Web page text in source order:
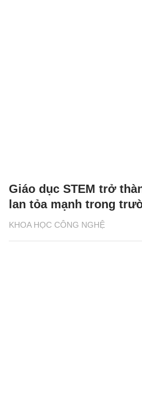
KHOA HỌC CÔNG NGHỆ
Giáo dục STEM trở
lan tỏa mạnh trong